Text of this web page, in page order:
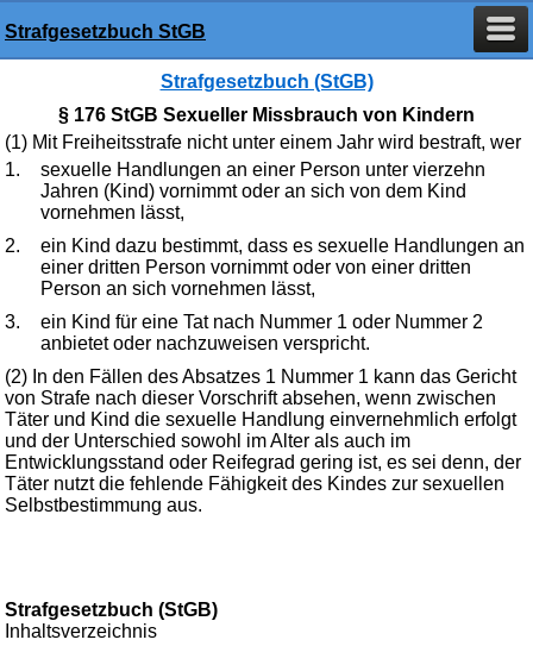
Strafgesetzbuch StGB
Strafgesetzbuch (StGB)
§ 176 StGB Sexueller Missbrauch von Kindern
(1) Mit Freiheitsstrafe nicht unter einem Jahr wird bestraft, wer
1.
sexuelle Handlungen an einer Person unter vierzehn
Jahren (Kind) vornimmt oder an sich von dem Kind
vornehmen lässt,
2.
ein Kind dazu bestimmt, dass es sexuelle Handlungen an
einer dritten Person vornimmt oder von einer dritten
Person an sich vornehmen lässt,
3.
ein Kind für eine Tat nach Nummer 1 oder Nummer 2
anbietet oder nachzuweisen verspricht.
(2) In den Fällen des Absatzes 1 Nummer 1 kann das Gericht
von Strafe nach dieser Vorschrift absehen, wenn zwischen
Täter und Kind die sexuelle Handlung einvernehmlich erfolgt
und der Unterschied sowohl im Alter als auch im
Entwicklungsstand oder Reifegrad gering ist, es sei denn, der
Täter nutzt die fehlende Fähigkeit des Kindes zur sexuellen
Selbstbestimmung aus.
Strafgesetzbuch (StGB)
Inhaltsverzeichnis